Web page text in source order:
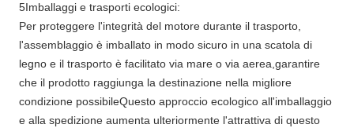
5Imballaggi e trasporti ecologici:
Per proteggere l'integrità del motore durante il trasporto,
l'assemblaggio è imballato in modo sicuro in una scatola di
legno e il trasporto è facilitato via mare o via aerea,garantire
che il prodotto raggiunga la destinazione nella migliore
condizione possibileQuesto approccio ecologico all'imballaggio
e alla spedizione aumenta ulteriormente l'attrattiva di questo